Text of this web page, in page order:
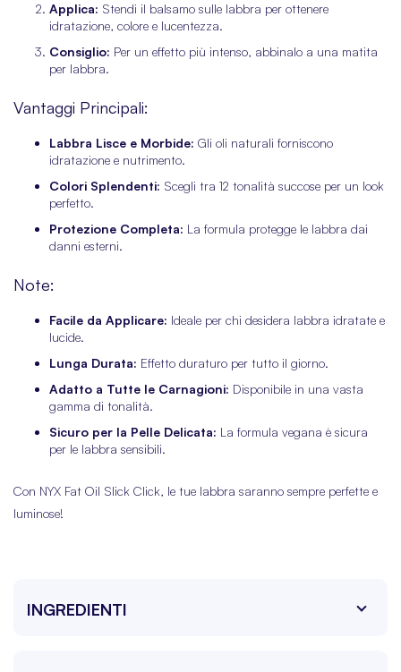
Applica: Stendi il balsamo sulle labbra per ottenere
idratazione, colore e lucentezza.
Consiglio: Per un effetto più intenso, abbinalo a una matita
per labbra.
Vantaggi Principali:
Labbra Lisce e Morbide: Gli oli naturali forniscono
idratazione e nutrimento.
Colori Splendenti: Scegli tra 12 tonalità succose per un look
perfetto.
Protezione Completa: La formula protegge le labbra dai
danni esterni.
Note:
Facile da Applicare: Ideale per chi desidera labbra idratate e
lucide.
Lunga Durata: Effetto duraturo per tutto il giorno.
Adatto a Tutte le Carnagioni: Disponibile in una vasta
gamma di tonalità.
Sicuro per la Pelle Delicata: La formula vegana è sicura
per le labbra sensibili.
Con NYX Fat Oil Slick Click, le tue labbra saranno sempre perfette e
luminose!
INGREDIENTI